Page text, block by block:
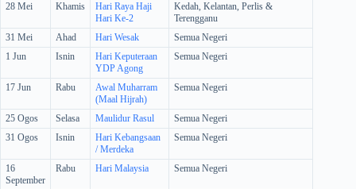
28 Mei Khamis
Hari Raya Haji
Hari Ke-2
Kedah, Kelantan, Perlis &
Terengganu
31 Mei
Ahad Hari Wesak
Semua Negeri
1 Jun
Isnin
Hari Keputeraan
YDP Agong
Semua Negeri
17 Jun Rabu
Awal Muharram
(Maal Hijrah)
Semua Negeri
25 Ogos Selasa Maulidur Rasul
Semua Negeri
31 Ogos
Isnin
Hari Kebangsaan
/ Merdeka
Semua Negeri
16
September
Rabu Hari Malaysia Semua Negeri